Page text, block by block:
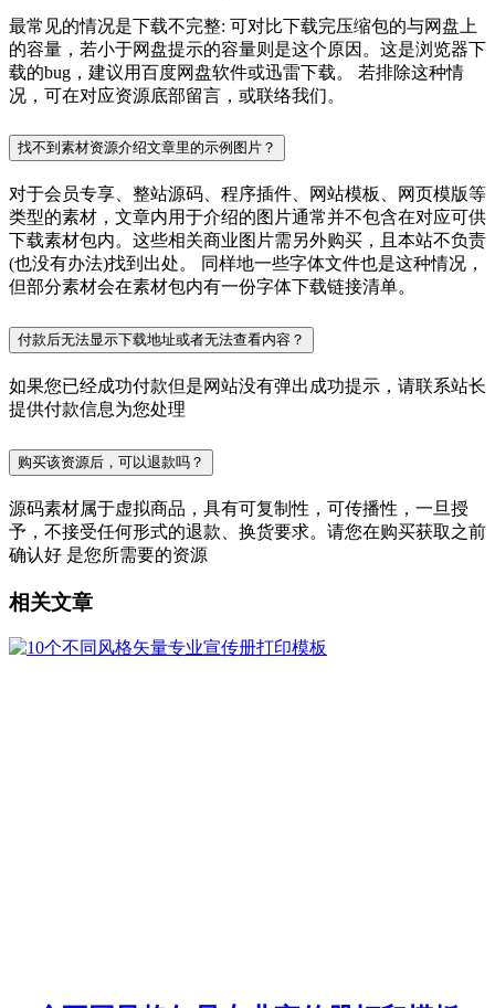
最常见的情况是下载不完整: 可对比下载完压缩包的与网盘上
的容量，若小于网盘提示的容量则是这个原因。这是浏览器下
载的bug，建议用百度网盘软件或迅雷下载。 若排除这种情
况，可在对应资源底部留言，或联络我们。
找不到素材资源介绍文章里的示例图片？
对于会员专享、整站源码、程序插件、网站模板、网页模版等
类型的素材，文章内用于介绍的图片通常并不包含在对应可供
下载素材包内。这些相关商业图片需另外购买，且本站不负责
(也没有办法)找到出处。 同样地一些字体文件也是这种情况，
但部分素材会在素材包内有一份字体下载链接清单。
付款后无法显示下载地址或者无法查看内容？
如果您已经成功付款但是网站没有弹出成功提示，请联系站长
提供付款信息为您处理
购买该资源后，可以退款吗？
源码素材属于虚拟商品，具有可复制性，可传播性，一旦授
予，不接受任何形式的退款、换货要求。请您在购买获取之前
确认好 是您所需要的资源
相关文章